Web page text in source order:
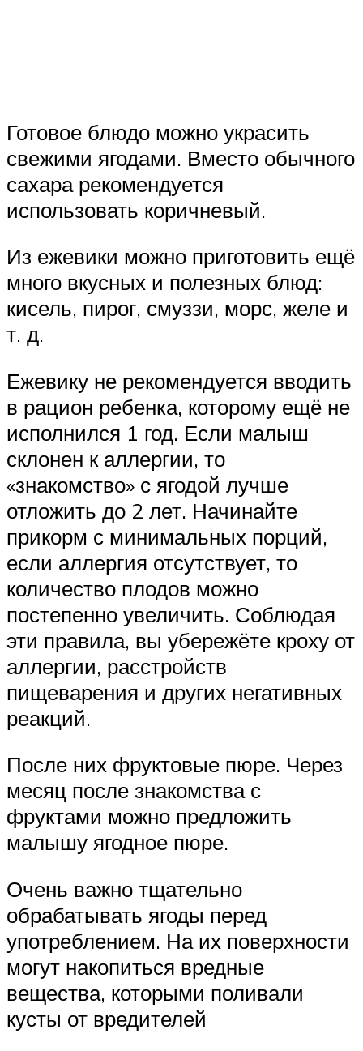
Готовое блюдо можно украсить
свежими ягодами. Вместо обычного
сахара рекомендуется
использовать коричневый.
Из ежевики можно приготовить ещё
много вкусных и полезных блюд:
кисель, пирог, смуззи, морс, желе и
т. д.
Ежевику не рекомендуется вводить
в рацион ребенка, которому ещё не
исполнился 1 год. Если малыш
склонен к аллергии, то
«знакомство» с ягодой лучше
отложить до 2 лет. Начинайте
прикорм с минимальных порций,
если аллергия отсутствует, то
количество плодов можно
постепенно увеличить. Соблюдая
эти правила, вы убережёте кроху от
аллергии, расстройств
пищеварения и других негативных
реакций.
После них фруктовые пюре. Через
месяц после знакомства с
фруктами можно предложить
малышу ягодное пюре.
Очень важно тщательно
обрабатывать ягоды перед
употреблением. На их поверхности
могут накопиться вредные
вещества, которыми поливали
кусты от вредителей